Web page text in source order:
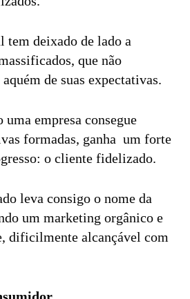
tem deixado de lado a
que não
de suas expectativas.
uma empresa consegue
formadas, ganha um forte
o cliente fidelizado.
leva consigo o nome da
um marketing orgânico e
dificilmente alcançável com